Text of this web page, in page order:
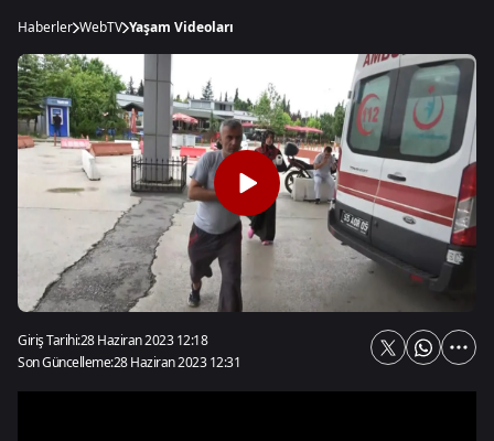
Haberler WebTV Yaşam Videoları
Giriş Tarihi:28 Haziran 2023 12:18
Son Güncelleme:28 Haziran 2023 12:31